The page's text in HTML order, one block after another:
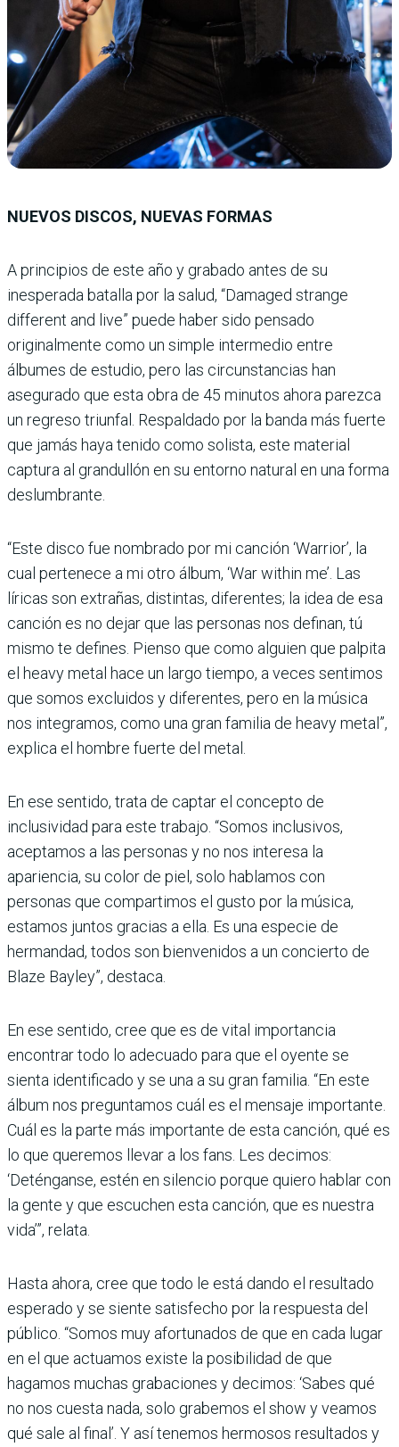
NUEVOS DISCOS, NUEVAS FORMAS
A principios de este año y grabado antes de su
inesperada batalla por la salud, “Damaged strange
different and live” puede haber sido pensado
originalmente como un simple intermedio entre
álbumes de estudio, pero las circunstancias han
asegurado que esta obra de 45 minutos ahora parezca
un regreso triunfal. Respaldado por la banda más fuerte
que jamás haya tenido como solista, este material
captura al grandullón en su entorno natural en una forma
deslumbrante.
“Este disco fue nombrado por mi canción ‘Warrior’, la
cual pertenece a mi otro álbum, ‘War within me’. Las
líricas son extrañas, distintas, diferentes; la idea de esa
canción es no dejar que las personas nos definan, tú
mismo te defines. Pienso que como alguien que palpita
el heavy metal hace un largo tiempo, a veces sentimos
que somos excluidos y diferentes, pero en la música
nos integramos, como una gran familia de heavy metal”,
explica el hombre fuerte del metal.
En ese sentido, trata de captar el concepto de
inclusividad para este trabajo. “Somos inclusivos,
aceptamos a las personas y no nos interesa la
apariencia, su color de piel, solo hablamos con
personas que compartimos el gusto por la música,
estamos juntos gracias a ella. Es una especie de
hermandad, todos son bienvenidos a un concierto de
Blaze Bayley”, destaca.
En ese sentido, cree que es de vital importancia
encontrar todo lo adecuado para que el oyente se
sienta identificado y se una a su gran familia. “En este
álbum nos preguntamos cuál es el mensaje importante.
Cuál es la parte más importante de esta canción, qué es
lo que queremos llevar a los fans. Les decimos:
‘Deténganse, estén en silencio porque quiero hablar con
la gente y que escuchen esta canción, que es nuestra
vida’”, relata.
Hasta ahora, cree que todo le está dando el resultado
esperado y se siente satisfecho por la respuesta del
público. “Somos muy afortunados de que en cada lugar
en el que actuamos existe la posibilidad de que
hagamos muchas grabaciones y decimos: ‘Sabes qué
no nos cuesta nada, solo grabemos el show y veamos
qué sale al final’. Y así tenemos hermosos resultados y